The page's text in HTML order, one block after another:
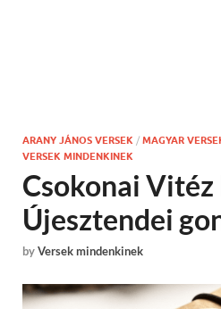
ARANY JÁNOS VERSEK / MAGYAR
VERSEK MINDENKINEK
Csokonai
Újesztendei
byVersek mindenkinek